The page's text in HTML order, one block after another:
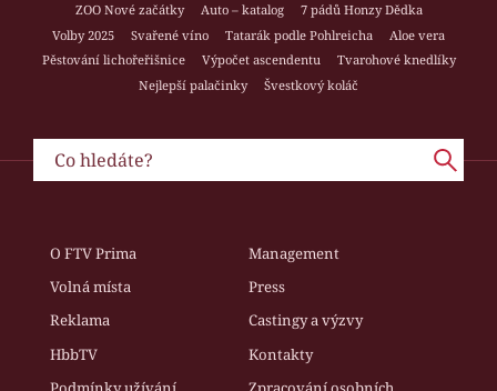
ZOO Nové začátky
Auto – katalog
7 pádů Honzy Dědka
Volby 2025
Svařené víno Tatarák podle Pohlreicha
Aloe vera
Pěstování lichořeřišnice
Výpočet ascendentu
Tvarohové knedlíky
Nejlepší palačinky
Švestkový koláč
O FTV Prima
Management
Volná místa
Press
Reklama
Castingy a výzvy
HbbTV
Kontakty